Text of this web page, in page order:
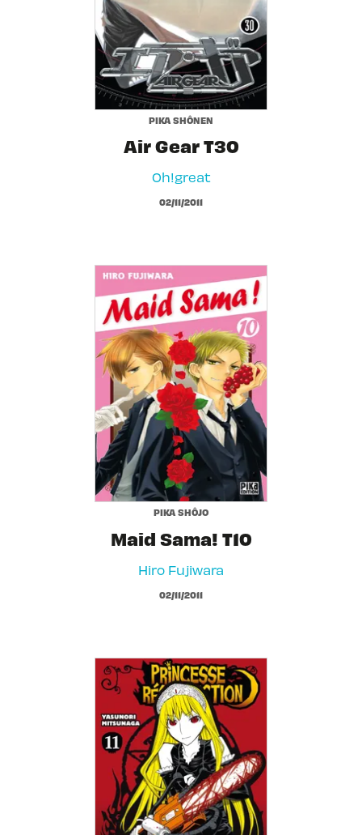
PIKA SHÔNEN
Air Gear T30
Oh!great
02/11/2011
PIKA SHÔJO
Maid Sama! T10
Hiro Fujiwara
02/11/2011